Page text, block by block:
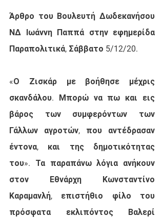
Άρθρο του Βουλευτή Δωδεκανήσου
ΝΔ Ιωάννη Παππά στην εφημερίδα
Παραπολιτικά, Σάββατο 5/12/20.
«Ο Ζισκάρ με βοήθησε μέχρις
σκανδάλου. Μπορώ να πω και εις
βάρος των συμφερόντων των
Γάλλων αγροτών, που αντέδρασαν
έντονα, και της δημοτικότητας
του». Τα παραπάνω λόγια ανήκουν
στον Εθνάρχη Κωνσταντίνο
Καραμανλή, επιστήθιο φίλο του
πρόσφατα εκλιπόντος Βαλερί